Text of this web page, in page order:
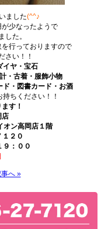
ました(^^♪
少なったようで
した。
行っておりますので
さい！！
イヤ・宝石
・古着・服飾小物
・図書カード・お酒
ちください！！
す！
店
オン高岡店１階
２０
９：００
へ »